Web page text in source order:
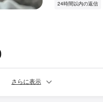
24時間以内の返信
さらに表示